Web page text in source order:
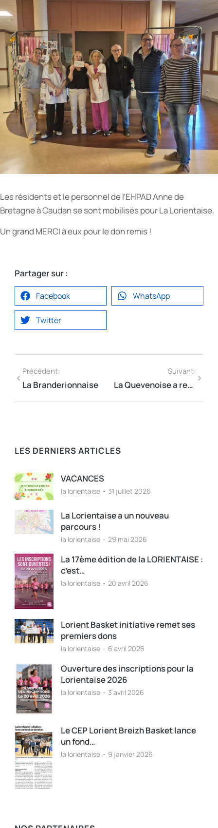
Les résidents et le personnel de l’EHPAD Anne de
Bretagne à Caudan se sont mobilisés pour La Lorientaise.
Un grand MERCI à eux pour le don remis !
Partager sur :
Facebook WhatsApp
Twitter
Précédent:
La Branderionnaise
Suivant:
La Quevenoise a remis un chèque
LES DERNIERS ARTICLES
VACANCES
la lorientaise 31 juillet 2026
La Lorientaise a un nouveau
parcours !
la lorientaise 29 mai 2026
La 17ème édition de la LORIENTAISE :
c’est…
la lorientaise 20 avril 2026
Lorient Basket initiative remet ses
premiers dons
la lorientaise 6 avril 2026
Ouverture des inscriptions pour la
Lorientaise 2026
la lorientaise 3 avril 2026
Le CEP Lorient Breizh Basket lance
un fond…
la lorientaise 9 janvier 2026